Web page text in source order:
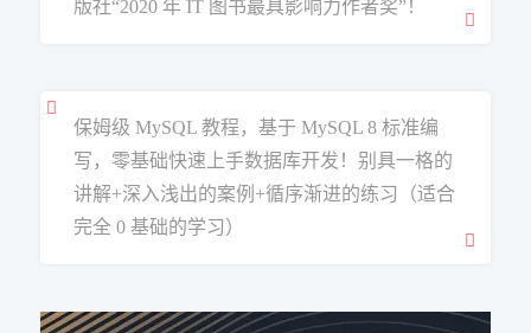
版社“2020 年 IT 图书最具影响力作者奖”！
保姆级 MySQL 教程，基于 MySQL 8 标准编
写，零基础快速上手数据库开发！别具一格的
讲解+深入浅出的案例+循序渐进的练习（适合
完全 0 基础的学习）